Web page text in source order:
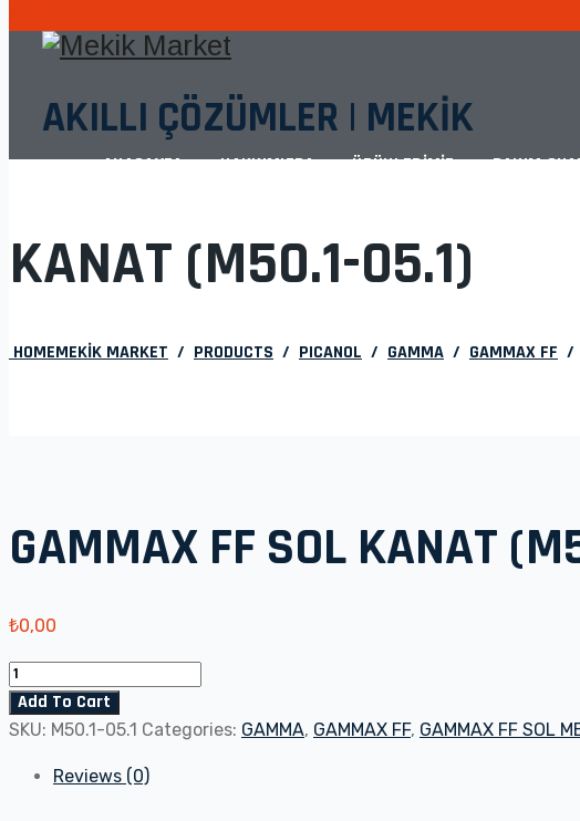
AKILLI ÇÖZÜMLER | MEKİK
ANASAYFA HAKKIMIZDA ÜRÜNLERİMİZ BAKIM
KANAT (M50.1-05.1)
HOMEMEKIK MARKET / PRODUCTS / PICANOL / GAMMA / GAMMAX FF /
GAMMAX FF SOL KANAT
₺0,00
GAMMAX
FF
SOL
(M50.1-
Add To Cart
SKU: M50.1-05.1 Categories: GAMMA, GAMMAX FF, GAMMAX FF SOL
Reviews (0)